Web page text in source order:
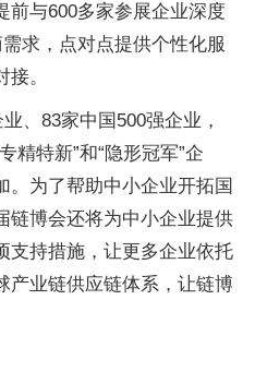
前与600多家参展企业深度
求，点对点提供个性化服
。
、83家中国500强企业，
精特新”和“隐形冠军”企
。为了帮助中小企业开拓国
链博会还将为中小企业提供
支持措施，让更多企业依托
产业链供应链体系，让链博